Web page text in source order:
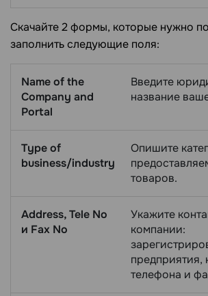
Скачайте 2 формы, которые нужно
заполнить следующие поля:
Name of the
Company and
Portal
Введите
название
Type of
business/industry
Опишите
товаров.
Address, Tele No
и Fax No
Укажите
компании:
предприятия,
телефона и